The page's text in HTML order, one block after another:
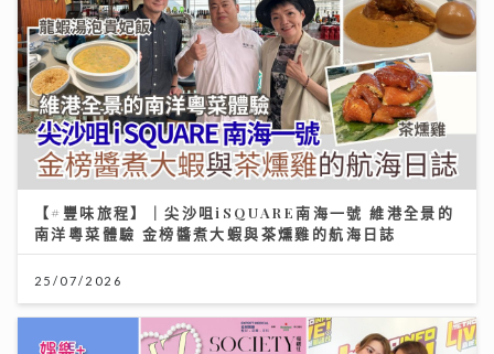
【#豐味旅程】｜尖沙咀iSQUARE南海一號 維港全景的
南洋粵菜體驗 金榜醬煮大蝦與茶燻雞的航海日誌
25/07/2026